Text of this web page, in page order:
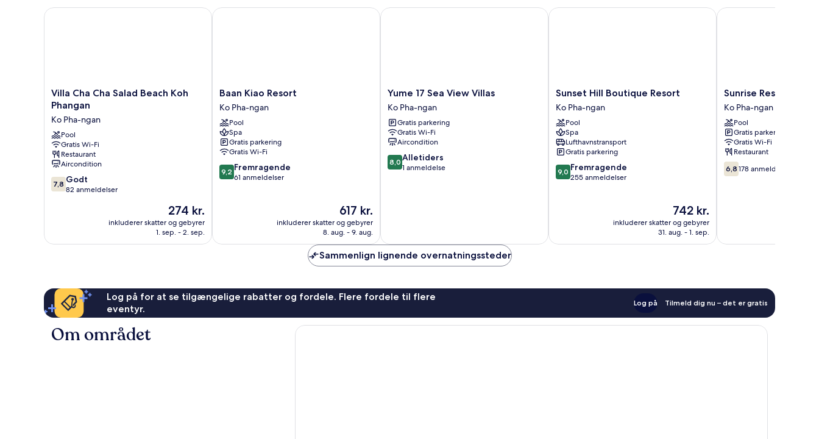
Single
Villa
Cha
Salad
Beach
Koh
Phangan
Ko
Pha-
ngan
Villa Cha Cha Salad Beach Koh
Phangan
Ko Pha-ngan
Pool
Gratis Wi-Fi
Restaurant
Aircondition
7.8
ud
anmeldelser
7,8 Godt
82 anmeldelser
Prisen
er
274 kr.
274 kr.
inkluderer skatter og gebyrer
1. sep. - 2. sep.
Villa Cha Cha Salad Beach Koh Phangan
Baan
Kiao
Resort
Ko
Pha-
ngan
Baan Kiao Resort
Ko Pha-ngan
Pool
Spa
Gratis parkering
Gratis Wi-Fi
9.2
ud
9,2 Fremragende
61 anmeldelser
Prisen
er
617 kr.
617 kr.
inkluderer skatter og gebyrer
8. aug. - 9. aug.
Baan Kiao Resort
Yume
17
Sea
View
Villas
Ko
Pha-
ngan
Yume 17 Sea View Villas
Ko Pha-ngan
Gratis parkering
Gratis Wi-Fi
Aircondition
8.0
ud
8,0 Alletiders
1 anmeldelse
Yume 17 Sea View Villas
Sunset
Hill
Boutique
Resort
Ko
Pha-
ngan
Sunset Hill Boutique Resort
Ko Pha-ngan
Pool
Spa
Lufthavnstransport
Gratis parkering
9.0
ud
9,0 Fremragende
255 anmeldelser
Prisen
er
742 kr.
742 kr.
inkluderer skatter og gebyrer
31. aug. - 1. sep.
Sunset Hill Boutique Resort
Sunrise
Resort
Ko
Pha-
ngan
Sunrise Resort
Ko Pha-ngan
Pool
Gratis parkering
Gratis Wi-Fi
Restaurant
6.8
ud
6,8 178 anmeldelser
Sunrise Resort
Sammenlign lignende overnatningssteder
Log på for at se tilgængelige rabatter og fordele. Flere fordele til flere
eventyr.
Log på Tilmeld dig nu – det er gratis
Om området